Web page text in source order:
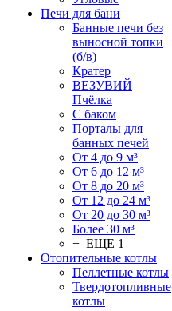
Печи для бани
Банные печи без
выносной топки
(б/в)
Кратер
ВЕЗУВИЙ
Пчёлка
С баком
Порталы для
банных печей
От 4 до 9 м³
От 6 до 12 м³
От 8 до 20 м³
От 12 до 24 м³
От 20 до 30 м³
Более 30 м³
+ ЕЩЕ 1
Отопительные котлы
Пеллетные котлы
Твердотопливные
котлы